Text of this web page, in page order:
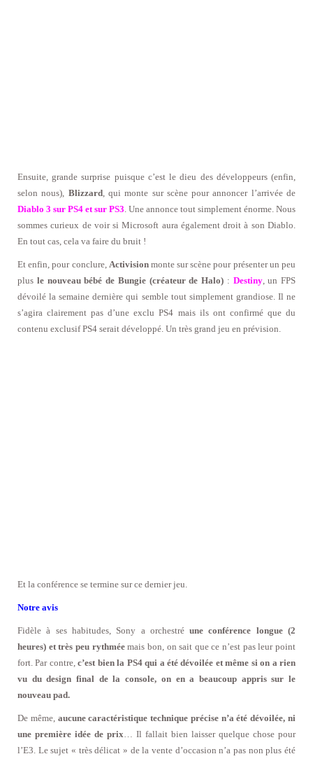
Ensuite, grande surprise puisque c’est le dieu des développeurs (enfin,
selon nous), Blizzard, qui monte sur scène pour annoncer l’arrivée de
Diablo 3 sur PS4 et sur PS3. Une annonce tout simplement énorme. Nous
sommes curieux de voir si Microsoft aura également droit à son Diablo.
En tout cas, cela va faire du bruit !
Et enfin, pour conclure, Activisionmonte sur scène pour présenter un peu
plus le nouveau bébé de Bungie (créateur de Halo) : Destiny, un FPS
dévoilé la semaine dernière qui semble tout simplement grandiose. Il ne
s’agira clairement pas d’une exclu PS4 mais ils ont confirmé que du
contenu exclusif PS4 serait développé. Un très grand jeu en prévision.
Et la conférence se termine sur ce dernier jeu.
Notre avis
Fidèle à ses habitudes, Sony a orchestréune conférence longue (2
heures) et très peu rythméemais bon, on sait que ce n’est pas leur point
fort. Par contre,c’est bien la PS4 qui a été dévoilée et même si on a rien
vu du design final de la console, on en a beaucoup appris sur le
nouveau pad.
De même, aucune caractéristique technique précise n’a été dévoilée, ni
une première idée de prix… Il fallait bien laisser quelque chose pour
l’E3. Le sujet « très délicat » de la vente d’occasion n’a pas non plus été